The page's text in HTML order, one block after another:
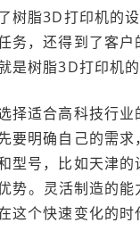
树脂3D打印机的
务，还得到了客户
是树脂3D打印机的
择适合高科技行业
要明确自己的需求
型号，比如天津的
势。灵活制造的能
这个快速变化的时